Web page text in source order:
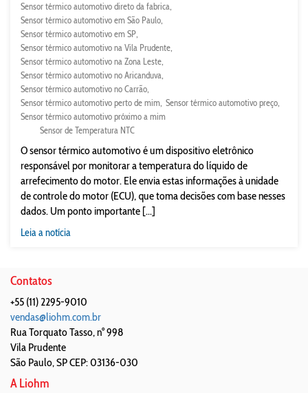
Sensor térmico automotivo direto da fabrica
Sensor térmico automotivo em São Paulo
Sensor térmico automotivo em SP
Sensor térmico automotivo na Vila Prudente
Sensor térmico automotivo na Zona Leste
Sensor térmico automotivo no Aricanduva
Sensor térmico automotivo no Carrão
Sensor térmico automotivo perto de mim Sensor térmico automotivo preço
Sensor térmico automotivo próximo a mim
Sensor de Temperatura NTC
O sensor térmico automotivo é um dispositivo eletrônico
responsável por monitorar a temperatura do líquido de
arrefecimento do motor. Ele envia estas informações à unidade
de controle do motor (ECU), que toma decisões com base nesses
dados. Um ponto importante [...]
Leia a notícia
Contatos
+55 (11) 2295-9010
vendas@liohm.com.br
Rua Torquato Tasso, n° 998
Vila Prudente
São Paulo,SPCEP: 03136-030
A Liohm